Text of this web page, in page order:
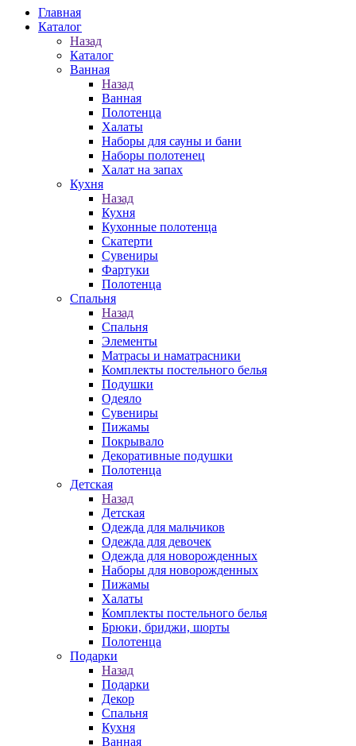
Главная
Каталог
Назад
Каталог
Ванная
Назад
Ванная
Полотенца
Халаты
Наборы для сауны и бани
Наборы полотенец
Халат на запах
Кухня
Назад
Кухня
Кухонные полотенца
Скатерти
Сувениры
Фартуки
Полотенца
Спальня
Назад
Спальня
Элементы
Матрасы и наматрасники
Комплекты постельного белья
Подушки
Одеяло
Сувениры
Пижамы
Покрывало
Декоративные подушки
Полотенца
Детская
Назад
Детская
Одежда для мальчиков
Одежда для девочек
Одежда для новорожденных
Наборы для новорожденных
Пижамы
Халаты
Комплекты постельного белья
Брюки, бриджи, шорты
Полотенца
Подарки
Назад
Подарки
Декор
Спальня
Кухня
Ванная